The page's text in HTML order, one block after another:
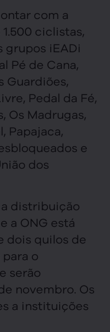
com a
ciclistas,
grupos iEADi
Pé de Cana,
Guardiões,
Pedal da Fé,
Os Madrugas,
Papajaca,
e
dos
distribuição
a ONG está
dois quilos de
o
serão
novembro. Os
a instituições